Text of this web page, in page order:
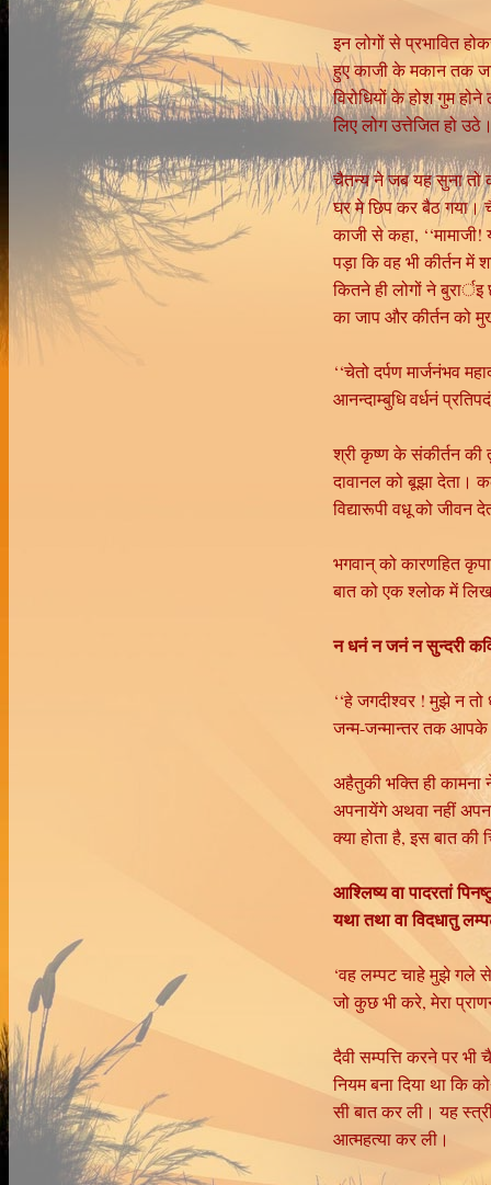
इन लोगों से प्रभावित
हुए काजी के मकान तक
विरोधियों के होश गुम
लिए लोग उत्तेजित हो
चैतन्य ने जब यह सुना तो
घर मे छिप कर बैठ गया।
काजी से कहा,
पड़ा कि वह भी कीर्तन में
कितने ही लोगों ने बुरार्इ
का जाप और कीर्तन को
‘‘चेतो दर्पण मार्जनंभव
आनन्दाम्बुधि वर्धनं
श्री कृष्ण के संकीर्तन की
दावानल को बूझा देता।
विद्यारूपी वधू को जीवन
भगवान् को कारणहित
बात को एक श्लोक में
न धनं न जनं न सुन्दरी
‘‘हे जगदीश्वर ! मुझे न
जन्म-जन्मान्तर तक आपके
अहैतुकी भक्ति ही कामना
अपनायेंगे अथवा नहीं
क्या होता है, इस बात
आश्लिष्य वा पादरतां
यथा तथा वा विदधातु
‘वह लम्पट चाहे मुझे गले
जो कुछ भी करे, मेरा
दैवी सम्पत्ति करने पर
नियम बना दिया था कि
सी बात कर ली। यह
आत्महत्या कर ली।